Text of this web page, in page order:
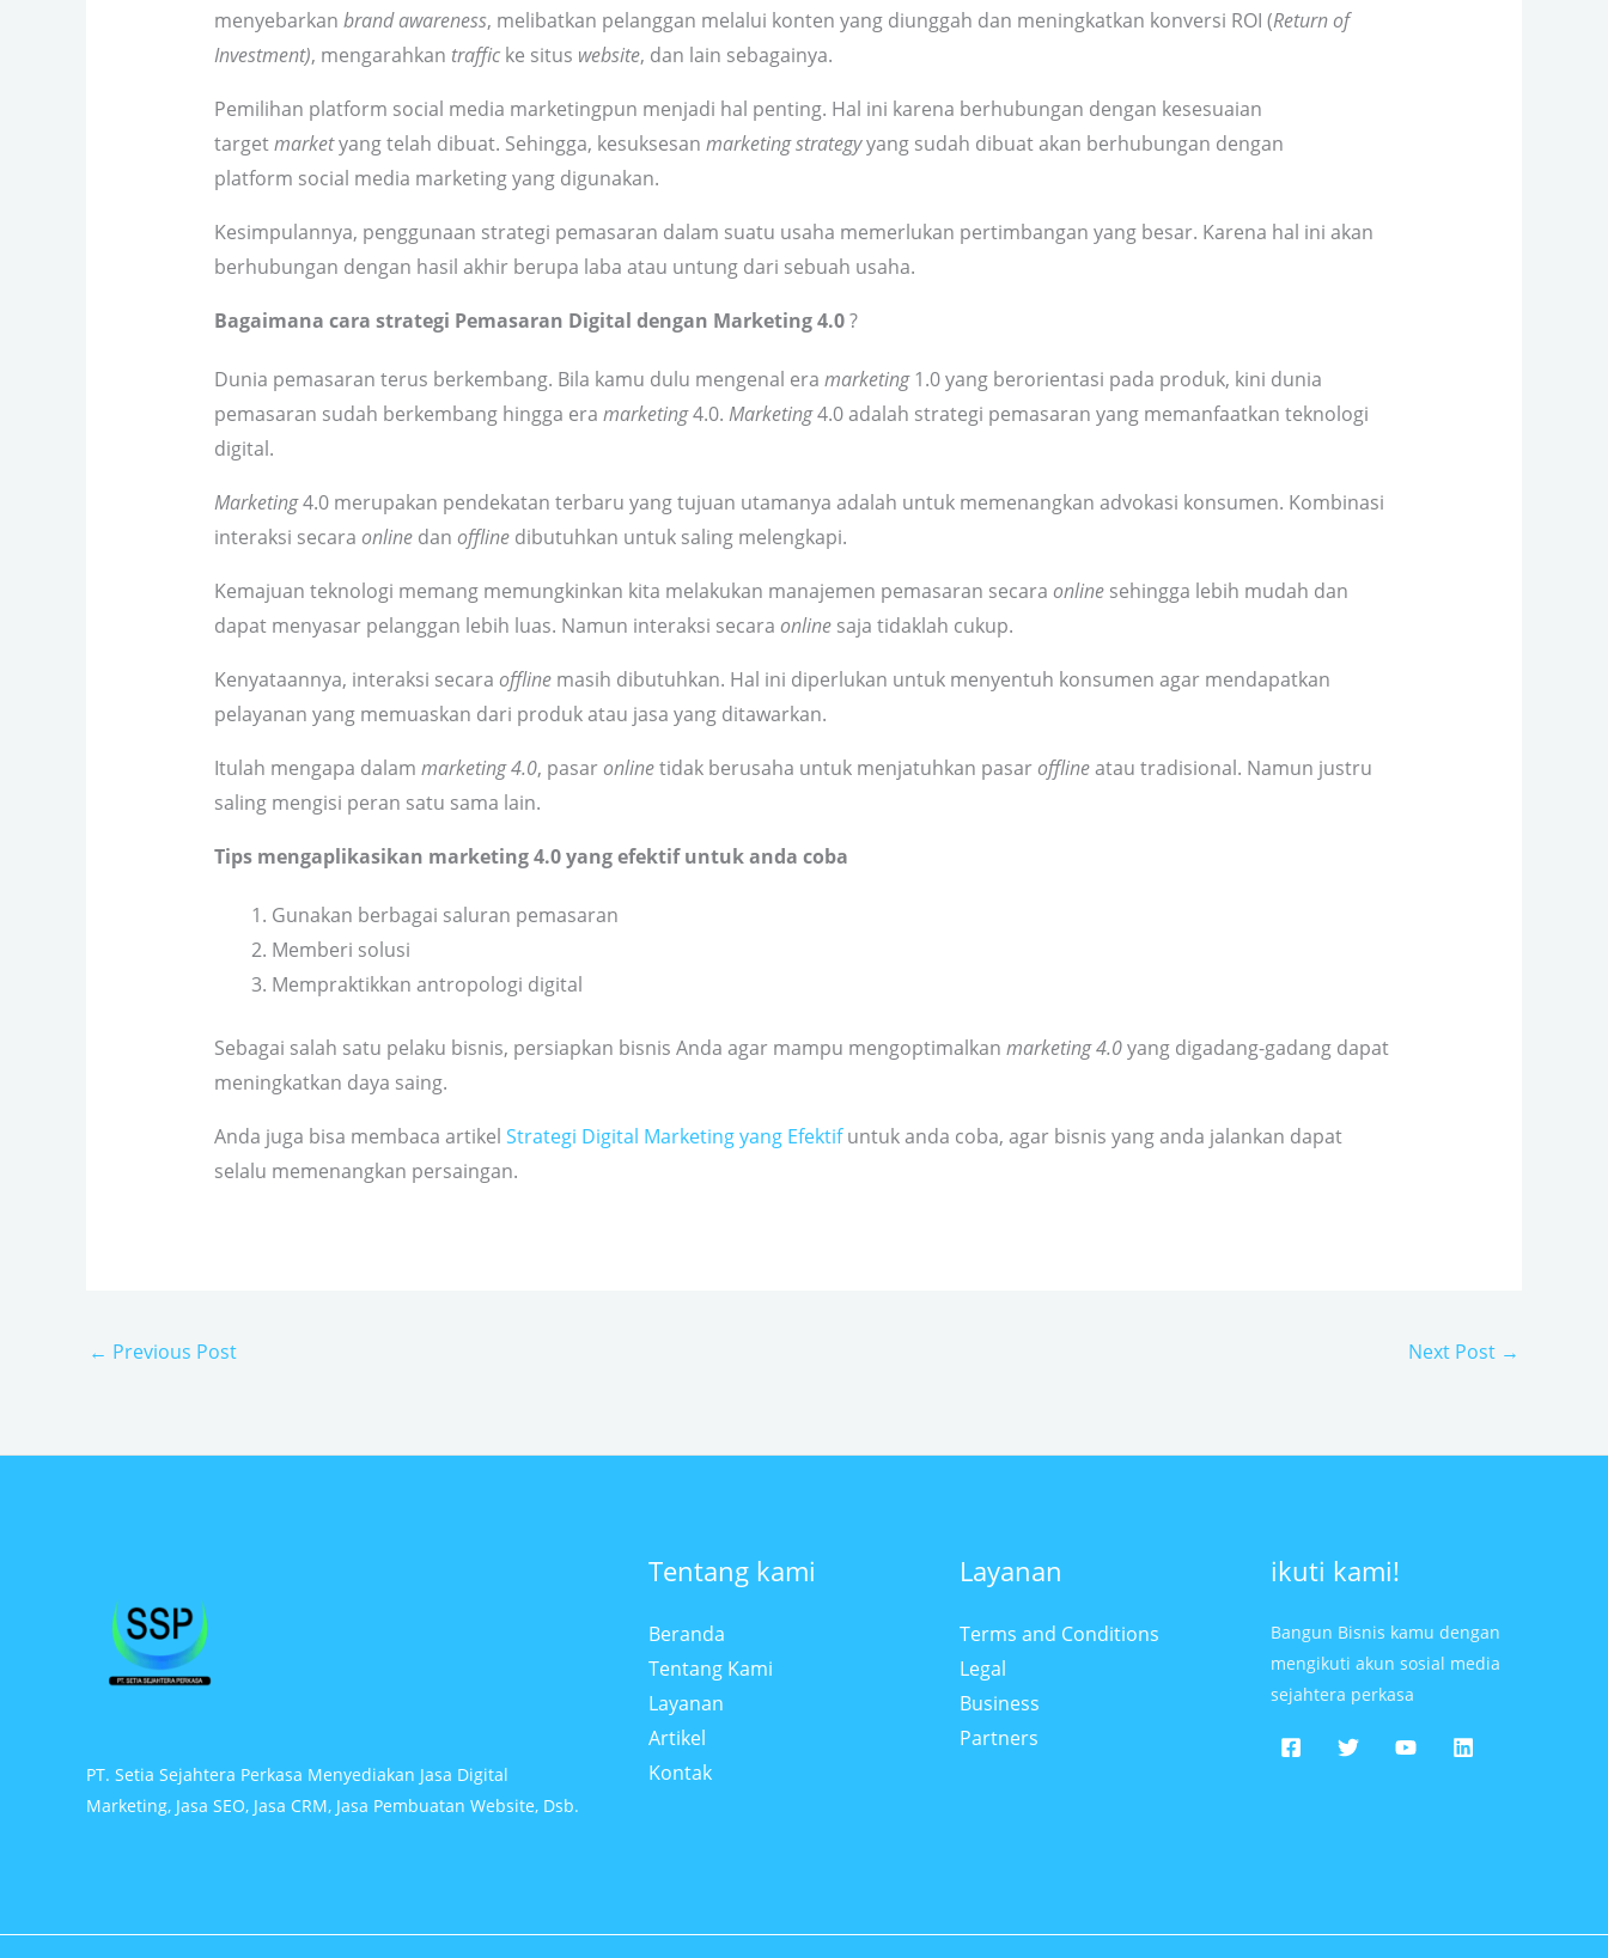
menyebarkan brand awareness, melibatkan pelanggan melalui konten yang diunggah dan meningkatkan konversi ROI (Return of
Investment), mengarahkan trafficke situs website, dan lain sebagainya.
Pemilihan platform social media marketingpun menjadi hal penting. Hal ini karena berhubungan dengan kesesuaian
targetmarketyang telah dibuat. Sehingga, kesuksesan marketing strategyyang sudah dibuat akan berhubungan dengan
platform social media marketing yang digunakan.
Kesimpulannya, penggunaan strategi pemasaran dalam suatu usaha memerlukan pertimbangan yang besar. Karena hal ini akan
berhubungan dengan hasil akhir berupa laba atau untung dari sebuah usaha.
Bagaimana cara strategi Pemasaran Digital dengan Marketing 4.0?
Dunia pemasaran terus berkembang. Bila kamu dulu mengenal era marketing1.0 yang berorientasi pada produk, kini dunia
pemasaran sudah berkembang hingga era marketing4.0. Marketing4.0 adalah strategi pemasaran yang memanfaatkan teknologi
digital.
Marketing4.0 merupakan pendekatan terbaru yang tujuan utamanya adalah untuk memenangkan advokasi konsumen. Kombinasi
interaksi secara online dan offline dibutuhkan untuk saling melengkapi.
Kemajuan teknologi memang memungkinkan kita melakukan manajemen pemasaran secara online sehingga lebih mudah dan
dapat menyasar pelanggan lebih luas. Namun interaksi secara online saja tidaklah cukup.
Kenyataannya, interaksi secara offlinemasih dibutuhkan. Hal ini diperlukan untuk menyentuh konsumen agar mendapatkan
pelayanan yang memuaskan dari produk atau jasa yang ditawarkan.
Itulah mengapa dalam marketing 4.0, pasaronlinetidak berusaha untuk menjatuhkan pasarofflineatau tradisional. Namun justru
saling mengisi peran satu sama lain.
Tips mengaplikasikan marketing 4.0 yang efektif untuk anda coba
Gunakan berbagai saluran pemasaran
Memberi solusi
Mempraktikkan antropologi digital
Sebagai salah satu pelaku bisnis, persiapkan bisnis Anda agar mampu mengoptimalkan marketing 4.0yang digadang-gadang dapat
meningkatkan daya saing.
Anda juga bisa membaca artikel Strategi Digital Marketing yang Efektifuntuk anda coba, agar bisnis yang anda jalankan dapat
selalu memenangkan persaingan.
← Previous Post Next Post →
PT. Setia Sejahtera Perkasa Menyediakan Jasa Digital
Marketing, Jasa SEO, Jasa CRM, Jasa Pembuatan Website, Dsb.
Tentang kami
Beranda
Tentang Kami
Layanan
Artikel
Kontak
Layanan
Terms and Conditions
Legal
Business
Partners
ikuti kami!
Bangun Bisnis kamu dengan
mengikuti akun sosial media
sejahtera perkasa